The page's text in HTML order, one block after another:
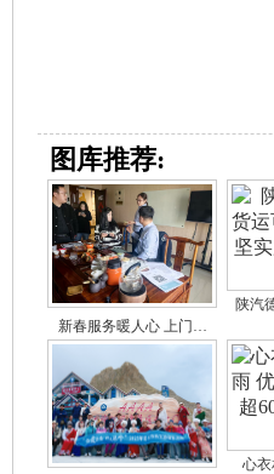
图库推荐:
新春服务暖人心 上门…
陕汽
心